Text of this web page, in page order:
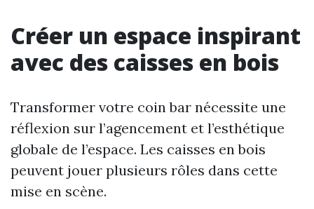
Créer un espace inspirant
avec des caisses en bois
Transformer votre coin bar nécessite une
réflexion sur l’agencement et l’esthétique
globale de l’espace. Les caisses en bois
peuvent jouer plusieurs rôles dans cette
mise en scène.